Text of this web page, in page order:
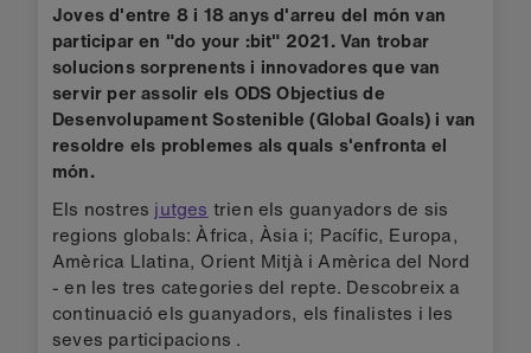
Joves d'entre 8 i 18 anys d'arreu del món van
participar en "do your :bit" 2021. Van trobar
solucions sorprenents i innovadores que van
servir per assolir els ODS Objectius de
Desenvolupament Sostenible (Global Goals) i van
resoldre els problemes als quals s'enfronta el
món.
Els nostres jutges trien els guanyadors de sis
regions globals: Àfrica, Àsia i; Pacífic, Europa,
Amèrica Llatina, Orient Mitjà i Amèrica del Nord
- en les tres categories del repte. Descobreix a
continuació els guanyadors, els finalistes i les
seves participacions .